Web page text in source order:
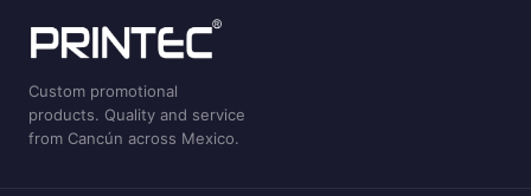
Custom promotional
products. Quality and service
from Cancún across Mexico.